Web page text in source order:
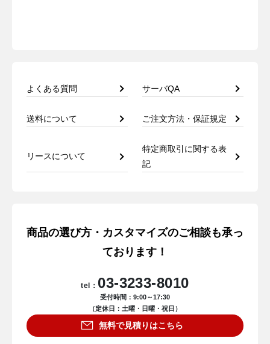
よくある質問 サーバQA
送料について ご注文方法・保証規定
リースについて
特定商取引に関する表
記
商品の選び方・カスタマイズのご相談も承っ
ております！
tel： 03-3233-8010
受付時間：9:00～17:30
（定休日：土曜・日曜・祝日）
無料で見積りはこちら